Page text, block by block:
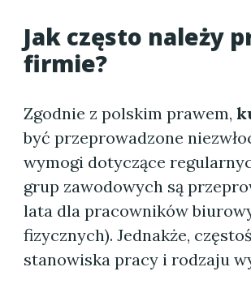
Jak często należy
firmie?
Zgodnie z polskim prawem,
być przeprowadzone
wymogi dotyczące
grup zawodowych są
lata dla pracowników
fizycznych). Jednakże,
stanowiska pracy i rodzaju